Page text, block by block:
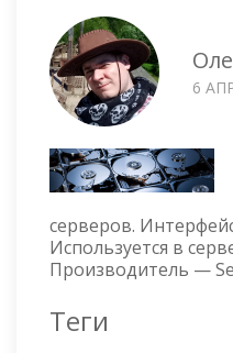
6
серверов.
Используется в
Производитель —
Теги